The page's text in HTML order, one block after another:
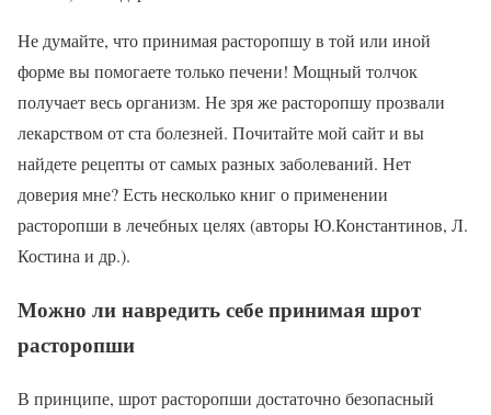
Не думайте, что принимая расторопшу в той или иной
форме вы помогаете только печени! Мощный толчок
получает весь организм. Не зря же расторопшу прозвали
лекарством от ста болезней. Почитайте мой сайт и вы
найдете рецепты от самых разных заболеваний. Нет
доверия мне? Есть несколько книг о применении
расторопши в лечебных целях (авторы Ю.Константинов, Л.
Костина и др.).
Можно ли навредить себе принимая шрот
расторопши
В принципе, шрот расторопши достаточно безопасный